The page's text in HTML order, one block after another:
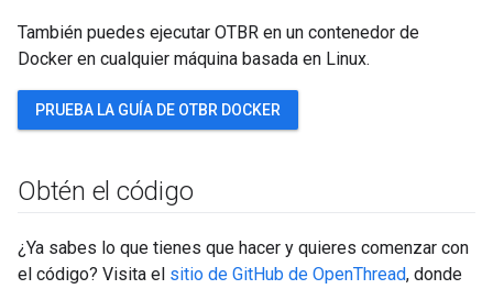
También puedes ejecutar OTBR en un contenedor de
Docker en cualquier máquina basada en Linux.
PRUEBA LA GUÍA DE OTBR DOCKER
Obtén el código
¿Ya sabes lo que tienes que hacer y quieres comenzar con
el código? Visita el sitio de GitHub de OpenThread, donde